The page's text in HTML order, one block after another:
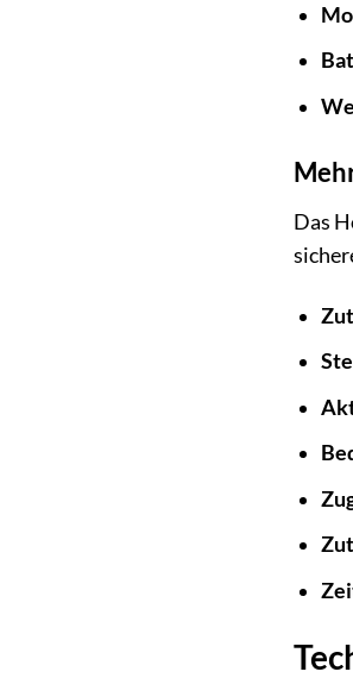
Das